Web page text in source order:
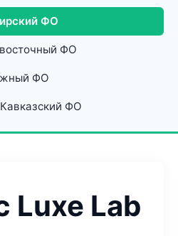
ФО
ФО
ФО
ФО
Luxe Lab